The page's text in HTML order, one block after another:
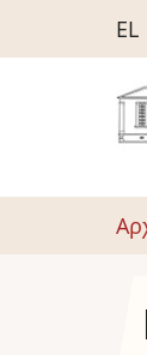
Παράκαμψη
προς
περιεχόμενο
EL